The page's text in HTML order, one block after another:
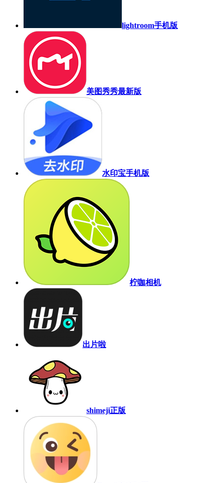
lightroom手机版
美图秀秀最新版
水印宝手机版
柠咖相机
出片啦
shimeji正版